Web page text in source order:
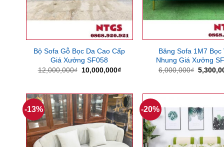
Bộ Sofa Gỗ Bọc Da Cao Cấp
Giá Xưởng SF058
12,000,000₫ Giá
10,000,000₫Giá
10,000,000₫.
Băng Sofa 1M7 Bọc
Nhung Giá Xưởng
6,000,000₫ Giá
-13% -20%